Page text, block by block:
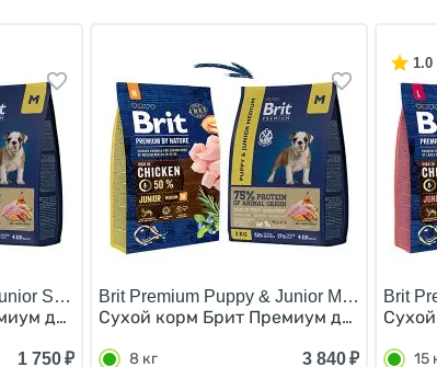
Small/
для Щенков и Молодых собак Мелких пород
1 750 ₽
Brit Premium Puppy & Junior Medium/
Сухой корм Брит Премиум для
8 кг 3 840₽
1.0
Brit
15